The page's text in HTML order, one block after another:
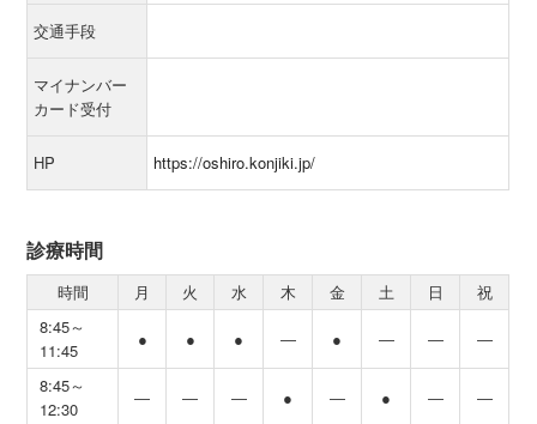
交通手段
マイナンバー
カード受付
HP https://oshiro.konjiki.jp/
診療時間
時間 月 火 水 木 金 土 日
祝
8:45～
11:45
● ● ● ― ● ― ― ―
8:45～
12:30
― ― ― ● ― ● ― ―